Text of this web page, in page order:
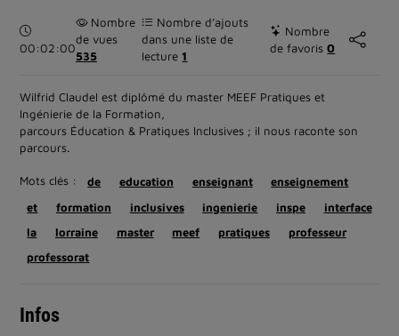
Durée :
00:02:00
Nombre
de vues
535
Nombre d’ajouts
dans une liste de
lecture1
Nombre
de favoris0
Wilfrid Claudel est diplômé du master MEEF Pratiques et
Ingénierie de la Formation,
parcours Éducation & Pratiques Inclusives ; il nous raconte son
parcours.
Mots clés : de education enseignant
enseignement
et
formation inclusives ingenierie inspe
interface
la
lorraine master meef pratiques
professeur
professorat
Infos